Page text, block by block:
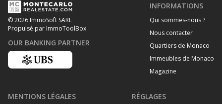
© 2026 ImmoSoft SARL
Propulsé par ImmoToolBox
OUR BANKING PARTNER
INFORMATIONS
Qui sommes-nous ?
Nous contacter
Quartiers de Monaco
Immeubles de Monaco
Magazine
MENTIONS LÉGALES RÉGLAGES